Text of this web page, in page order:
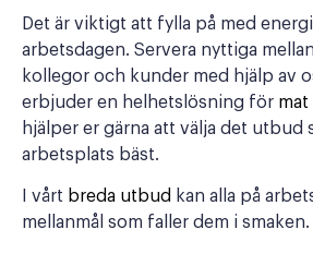
Det är viktigt att fylla på med
arbetsdagen. Servera nyttiga
kollegor och kunder med hjälp av
erbjuder en helhetslösning för
hjälper er gärna att välja det utbud
arbetsplats bäst.
I vårt breda utbud kan alla på
mellanmål som faller dem i smaken.